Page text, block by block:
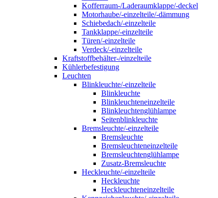
Kofferraum-/Laderaumklappe/-deckel
Motorhaube/-einzelteile/-dämmung
Schiebedach/-einzelteile
Tankklappe/-einzelteile
Türen/-einzelteile
Verdeck/-einzelteile
Kraftstoffbehälter-/einzelteile
Kühlerbefestigung
Leuchten
Blinkleuchte/-einzelteile
Blinkleuchte
Blinkleuchteneinzelteile
Blinkleuchtenglühlampe
Seitenblinkleuchte
Bremsleuchte/-einzelteile
Bremsleuchte
Bremsleuchteneinzelteile
Bremsleuchtenglühlampe
Zusatz-Bremsleuchte
Heckleuchte/-einzelteile
Heckleuchte
Heckleuchteneinzelteile